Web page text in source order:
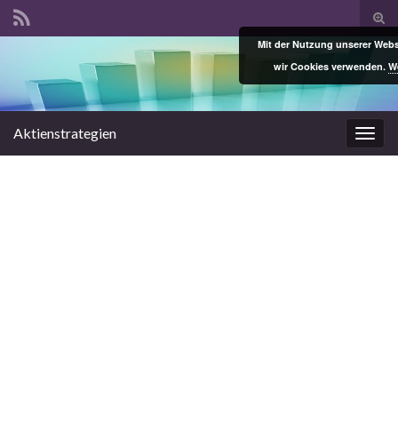
Search for:
Aktienstrategien
Mit der Nutzung unserer
wir Cookies verwenden.